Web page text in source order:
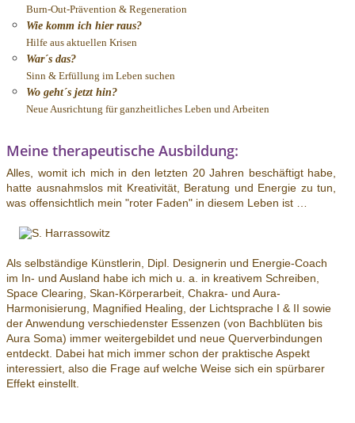
Burn-Out-Prävention & Regeneration
Wie komm ich hier raus?
Hilfe aus aktuellen Krisen
War´s das?
Sinn & Erfüllung im Leben suchen
Wo geht´s jetzt hin?
Neue Ausrichtung für ganzheitliches Leben und Arbeiten
Meine therapeutische Ausbildung:
Alles, womit ich mich in den letzten 20 Jahren beschäftigt habe,
hatte ausnahmslos mit Kreativität, Beratung und Energie zu tun,
was offensichtlich mein "roter Faden" in diesem Leben ist …
Als selbständige Künstlerin, Dipl. Designerin und Energie-Coach
im In- und Ausland habe ich mich u. a. in kreativem Schreiben,
Space Clearing, Skan-Körperarbeit, Chakra- und Aura-
Harmonisierung, Magnified Healing, der Lichtsprache I & II sowie
der Anwendung verschiedenster Essenzen (von Bachblüten bis
Aura Soma) immer weitergebildet und neue Querverbindungen
entdeckt. Dabei hat mich immer schon der praktische Aspekt
interessiert, also die Frage auf welche Weise sich ein spürbarer
Effekt einstellt.